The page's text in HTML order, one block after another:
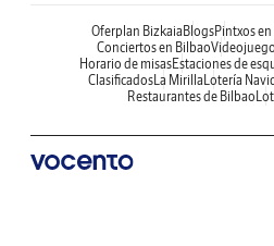
Oferplan Bizkaia BlogsPintxos
Conciertos en Bilbao
Horario de misasEstaciones de
Clasificados La Mirilla Lotería
Restaurantes de Bilbao